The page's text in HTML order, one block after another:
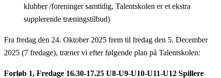
klubber /foreninger samtidig, Talentskolen er et ekstra
supplerende træningstilbud)
Fra fredag den 24. Oktober 2025 frem til fredag den 5. December
2025 (7 fredage), træner vi efter følgende plan på Talentskolen:
Forløb 1, Fredage 16.30-17.25 U8-U9-U10-U11-U12 Spillere